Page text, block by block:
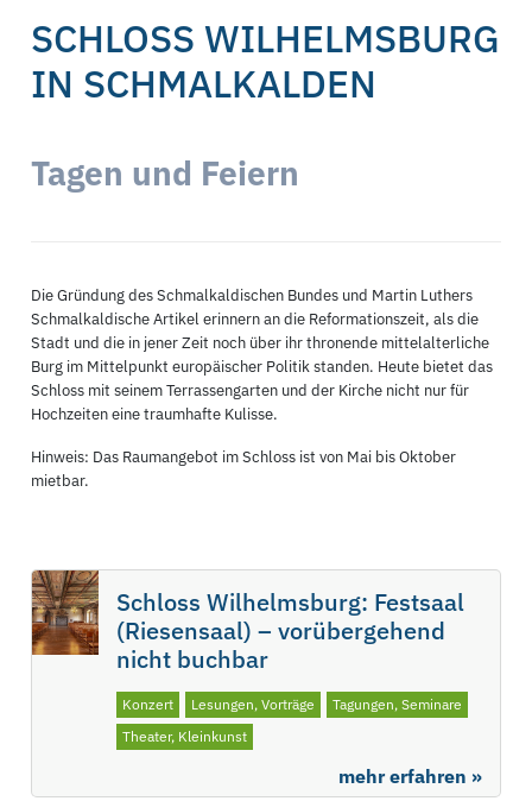
SCHLOSS WILHELMSBURG
IN SCHMALKALDEN
Tagen und Feiern
Die Gründung des Schmalkaldischen Bundes und Martin Luthers
Schmalkaldische Artikel erinnern an die Reformationszeit, als die
Stadt und die in jener Zeit noch über ihr thronende mittelalterliche
Burg im Mittelpunkt europäischer Politik standen. Heute bietet das
Schloss mit seinem Terrassengarten und der Kirche nicht nur für
Hochzeiten eine traumhafte Kulisse.
Hinweis: Das Raumangebot im Schloss ist von Mai bis Oktober
mietbar.
Schloss Wilhelmsburg: Festsaal
(Riesensaal) – vorübergehend
nicht buchbar
Konzert Lesungen, Vorträge
Tagungen, Seminare
Theater, Kleinkunst
mehr erfahren »